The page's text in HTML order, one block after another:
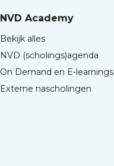
NVD Academy
Bekijk alles
NVD (scholings)agenda
On Demand en E-learnings
Externe nascholingen